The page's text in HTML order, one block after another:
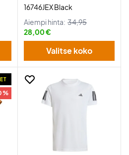
16746JEX Black
Aiempi hinta: 34,95
28,00 €
Valitse koko